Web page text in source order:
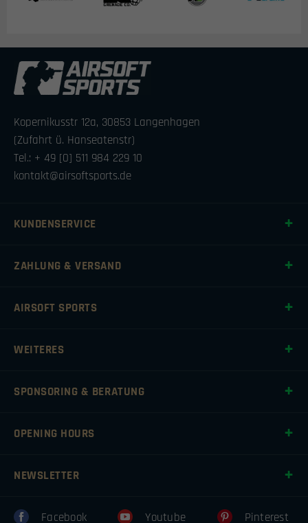
Kopernikusstr 12a, 30853 Langenhagen
(Zufahrt ü. Hanseatenstr)
Tel.: + 49 [0] 511 984 229 10
kontakt@airsoftsports.de
KUNDENSERVICE
ZAHLUNG & VERSAND
AIRSOFT SPORTS
WEITERES
SPONSORING & BERATUNG
OPENING HOURS
NEWSLETTER
Facebook Youtube Pinterest